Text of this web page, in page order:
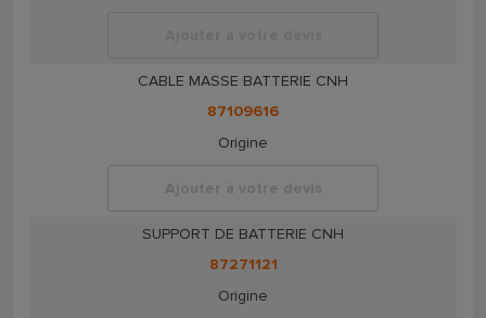
CABLE MASSE BATTERIE CNH
87109616
Origine
Ajouter à votre devis
SUPPORT DE BATTERIE CNH
87271121
Origine